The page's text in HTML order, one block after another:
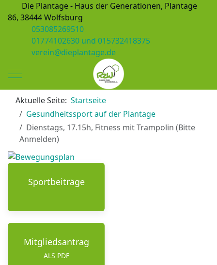
Die Plantage - Haus der Generationen, Plantage
86, 38444 Wolfsburg
053085269510
01774102630 und 015732418375
verein@dieplantage.de
Mobile Menu Toggle
Aktuelle Seite:Startseite
Gesundheitssport auf der Plantage
Dienstags, 17.15h, Fitness mit Trampolin (Bitte
Anmelden)
Sportbeiträge
Mitgliedsantrag
ALS PDF